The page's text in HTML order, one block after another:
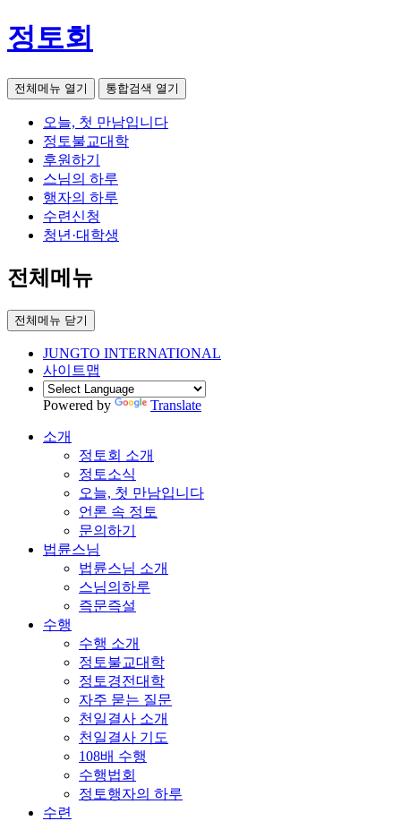
정토회
전체메뉴 열기 통합검색 열기
오늘, 첫 만남입니다
정토불교대학
후원하기
스님의 하루
행자의 하루
수련신청
청년·대학생
전체메뉴
전체메뉴 닫기
JUNGTO INTERNATIONAL
사이트맵
Powered by Translate
소개
정토회 소개
정토소식
오늘, 첫 만남입니다
언론 속 정토
문의하기
법륜스님
법륜스님 소개
스님의하루
즉문즉설
수행
수행 소개
정토불교대학
정토경전대학
자주 묻는 질문
천일결사 소개
천일결사 기도
108배 수행
수행법회
정토행자의 하루
수련